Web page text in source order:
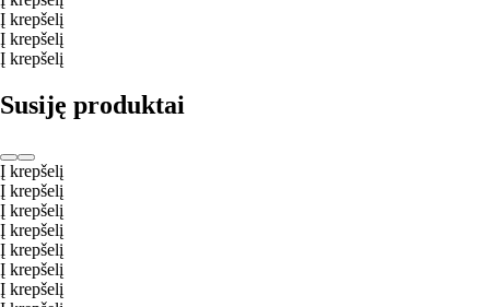
Į krepšelį
Į krepšelį
Į krepšelį
Susiję produktai
Į krepšelį
Į krepšelį
Į krepšelį
Į krepšelį
Į krepšelį
Į krepšelį
Į krepšelį